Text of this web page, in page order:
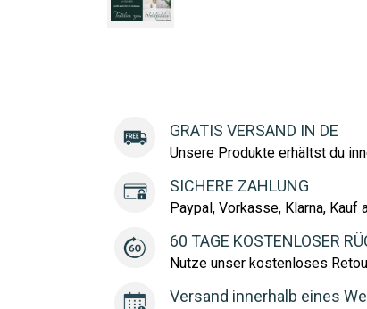
GRATIS VERSAND IN DE
Unsere Produkte erhältst du
SICHERE ZAHLUNG
Paypal, Vorkasse, Klarna, Kauf
60 TAGE KOSTENLOSER
Nutze unser kostenloses
Versand innerhalb eines